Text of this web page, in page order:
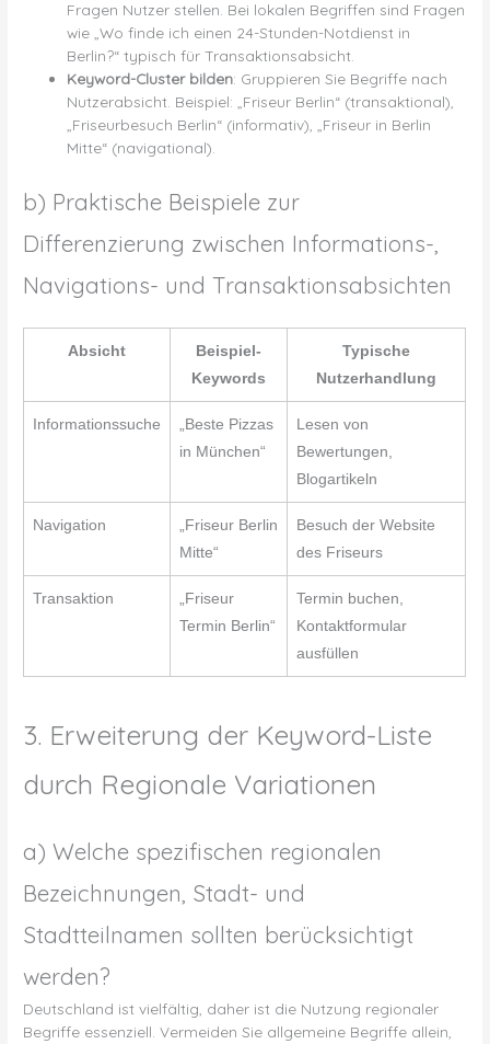
Fragen Nutzer stellen. Bei lokalen Begriffen sind Fragen
wie „Wo finde ich einen 24-Stunden-Notdienst in
Berlin?“ typisch für Transaktionsabsicht.
Keyword-Cluster bilden: Gruppieren Sie Begriffe nach
Nutzerabsicht. Beispiel: „Friseur Berlin“ (transaktional),
„Friseurbesuch Berlin“ (informativ), „Friseur in Berlin
Mitte“ (navigational).
b) Praktische Beispiele zur
Differenzierung zwischen Informations-,
Navigations- und Transaktionsabsichten
Absicht
Beispiel-
Keywords
Typische
Nutzerhandlung
Informationssuche
„Beste Pizzas
in München“
Lesen von
Bewertungen,
Blogartikeln
Navigation
„Friseur Berlin
Mitte“
Besuch der Website
des Friseurs
Transaktion
„Friseur
Termin Berlin“
Termin buchen,
Kontaktformular
ausfüllen
3. Erweiterung der Keyword-Liste
durch Regionale Variationen
a) Welche spezifischen regionalen
Bezeichnungen, Stadt- und
Stadtteilnamen sollten berücksichtigt
werden?
Deutschland ist vielfältig, daher ist die Nutzung regionaler
Begriffe essenziell. Vermeiden Sie allgemeine Begriffe allein,